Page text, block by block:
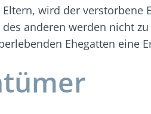
wird der
anderen werden nicht
Ehegatten eine